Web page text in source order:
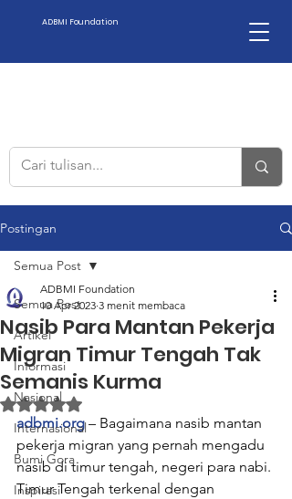
ADBMI Foundation
Postingan
Semua Post
Artikel
Informasi
Nasional
Internasional
Bumi Gora
Inspirasi
Semua Post
Nasib Para Mantan Pekerja
Migran Timur Tengah Tak
Semanis Kurma
ADBMI Foundation
10 Apr 2023 3 menit membaca
Dinilai NaN dari 5 bintang.
adbmi.org – Bagaimana nasib mantan
pekerja migran yang pernah mengadu
nasib di timur tengah, negeri para nabi.
Timur Tengah terkenal dengan